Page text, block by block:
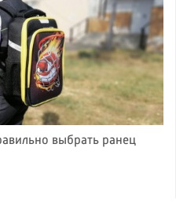
выбрать ранец